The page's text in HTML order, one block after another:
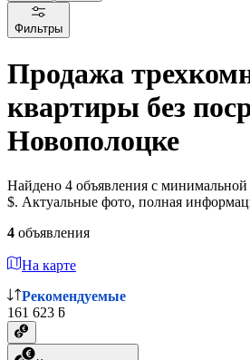
Фильтры
Продажа
квартиры без
Новополоцке
Найдено 4 объявления с минимальной
$. Актуальные фото, полная
4 объявления
На карте
Рекомендуемые
161 623 ƃ